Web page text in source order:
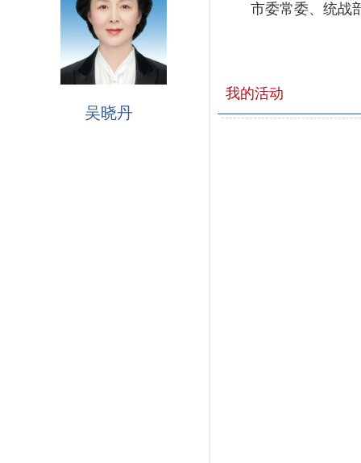
吴晓丹
市委常委、统战
我的活动